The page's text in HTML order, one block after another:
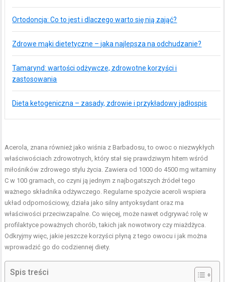
Ortodoncja: Co to jest i dlaczego warto się nią zająć?
Zdrowe mąki dietetyczne – jaka najlepsza na odchudzanie?
Tamarynd: wartości odżywcze, zdrowotne korzyści i
zastosowania
Dieta ketogeniczna – zasady, zdrowie i przykładowy jadłospis
Acerola, znana również jako wiśnia z Barbadosu, to owoc o niezwykłych
właściwościach zdrowotnych, który stał się prawdziwym hitem wśród
miłośników zdrowego stylu życia. Zawiera od 1000 do 4500 mg witaminy
C w 100 gramach, co czyni ją jednym z najbogatszych źródeł tego
ważnego składnika odżywczego. Regularne spożycie aceroli wspiera
układ odpornościowy, działa jako silny antyoksydant oraz ma
właściwości przeciwzapalne. Co więcej, może nawet odgrywać rolę w
profilaktyce poważnych chorób, takich jak nowotwory czy miażdżyca.
Odkryjmy więc, jakie jeszcze korzyści płyną z tego owocu i jak można
wprowadzić go do codziennej diety.
Spis treści